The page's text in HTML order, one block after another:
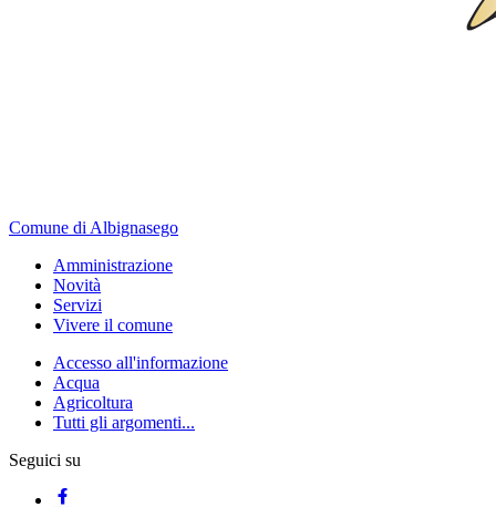
Comune di Albignasego
Amministrazione
Novità
Servizi
Vivere il comune
Accesso all'informazione
Acqua
Agricoltura
Tutti gli argomenti...
Seguici su